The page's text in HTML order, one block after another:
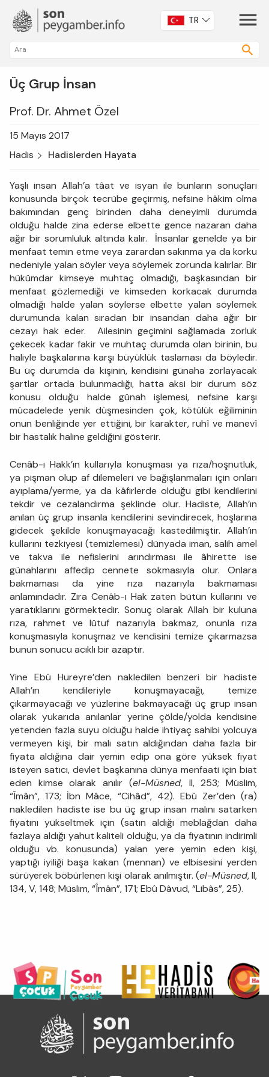
TR
Üç Grup İnsan
Prof. Dr. Ahmet Özel
15 Mayıs 2017
Hadis
Hadislerden Hayata
Yaşlı insan Allah’a tâat ve isyan ile bunların sonuçları
konusunda birçok tecrübe geçirmiş, nefsine hâkim olma
bakımından genç birinden daha deneyimli durumda
olduğu halde zina ederse elbette gence nazaran daha
ağır bir sorumluluk altında kalır. İnsanlar genelde ya bir
menfaat temin etme veya zarardan sakınma ya da korku
nedeniyle yalan söyler veya söylemek zorunda kalırlar. Bir
hükümdar kimseye muhtaç olmadığı, başkasından bir
menfaat gözlemediği ve kimseden korkacak durumda
olmadığı halde yalan söylerse elbette yalan söylemek
durumunda kalan sıradan bir insandan daha ağır bir
cezayı hak eder. Ailesinin geçimini sağlamada zorluk
çekecek kadar fakir ve muhtaç durumda olan birinin, bu
haliyle başkalarına karşı büyüklük taslaması da böyledir.
Bu üç durumda da kişinin, kendisini günaha zorlayacak
şartlar ortada bulunmadığı, hatta aksi bir durum söz
konusu olduğu halde günah işlemesi, nefsine karşı
mücadelede yenik düşmesinden çok, kötülük eğiliminin
onun benliğinde yer ettiğini, bir karakter, ruhî ve manevî
bir hastalık haline geldiğini gösterir.
Cenâb-ı Hakk’ın kullarıyla konuşması ya rıza/hoşnutluk,
ya pişman olup af dilemeleri ve bağışlanmaları için onları
ayıplama/yerme, ya da kâfirlerde olduğu gibi kendilerini
tekdir ve cezalandırma şeklinde olur. Hadiste, Allah’ın
anılan üç grup insanla kendilerini sevindirecek, hoşlarına
gidecek şekilde konuşmayacağı kastedilmiştir. Allah’ın
kullarını tezkiyesi (temizlemesi) dünyada iman, salih amel
ve takva ile nefislerini arındırması ile âhirette ise
günahlarını affedip cennete sokmasıyla olur. Onlara
bakmaması da yine rıza nazarıyla bakmaması
anlamındadır. Zira Cenâb-ı Hak zaten bütün kullarını ve
yaratıklarını görmektedir. Sonuç olarak Allah bir kuluna
rıza, rahmet ve lütuf nazarıyla bakmaz, onunla rıza
konuşmasıyla konuşmaz ve kendisini temize çıkarmazsa
bunun sonucu acıklı bir azaptır.
Yine Ebû Hureyre’den nakledilen benzeri bir hadiste
Allah’ın kendileriyle konuşmayacağı, temize
çıkarmayacağı ve yüzlerine bakmayacağı üç grup insan
olarak yukarıda anılanlar yerine çölde/yolda kendisine
yetenden fazla suyu olduğu halde ihtiyaç sahibi yolcuya
vermeyen kişi, bir malı satın aldığından daha fazla bir
fiyata aldığına dair yemin edip ona göre yüksek fiyat
isteyen satıcı, devlet başkanına dünya menfaati için biat
eden kimse olarak anılır (el-Müsned, II, 253; Müslim,
“Îmân”, 173; İbn Mâce, “Cihâd”, 42). Ebû Zer’den (ra)
nakledilen hadiste ise bu üç grup insan malını satarken
fiyatını yükseltmek için (satın aldığı meblağdan daha
fazlaya aldığı yahut kaliteli olduğu, ya da fiyatının indirimli
olduğu vb. konusunda) yalan yere yemin eden kişi,
yaptığı iyiliği başa kakan (mennan) ve elbisesini yerden
sürüyerek böbürlenen kişi olarak anılmıştır. (el-Müsned, II,
134, V, 148; Müslim, “Îmân”, 171; Ebû Dâvud, “Libâs”, 25).